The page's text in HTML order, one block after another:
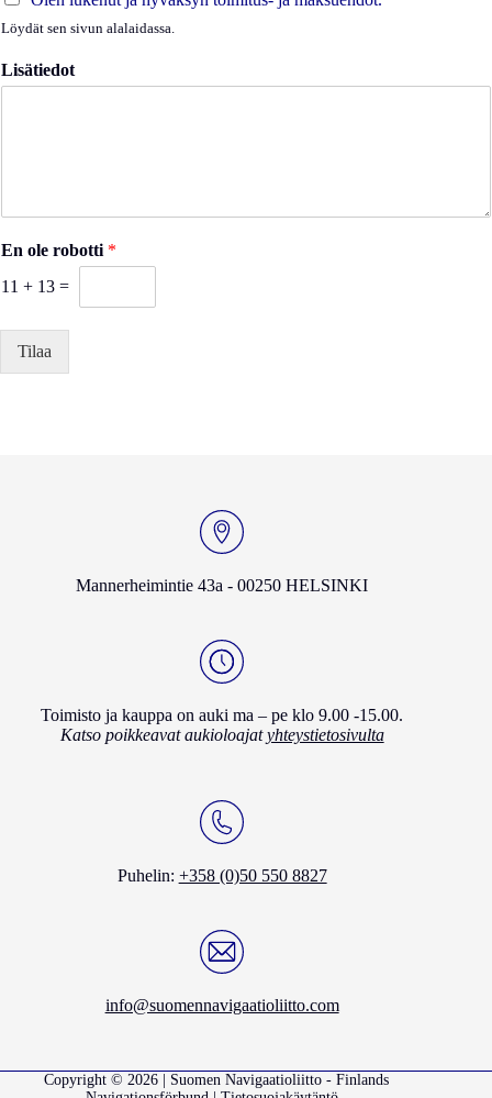
Löydät sen sivun alalaidassa.
Lisätiedot
En ole robotti *
11 + 13 =
Tilaa
Mannerheimintie 43a - 00250 HELSINKI
Toimisto ja kauppa on auki ma – pe klo 9.00 -15.00.
Katso poikkeavat aukioloajatyhteystietosivulta
Puhelin: +358 (0)50 550 8827
info@suomennavigaatioliitto.com
Copyright © 2026 | Suomen Navigaatioliitto - Finlands